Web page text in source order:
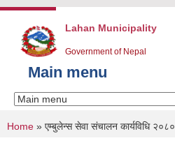
Lahan Municipality
Government of Nepal
Main menu
You are here
Home » एम्बुलेन्स सेवा संचालन कार्यविधि २०८०